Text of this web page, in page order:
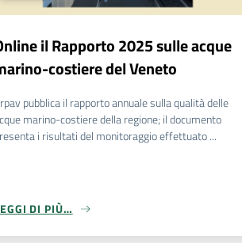
il Rapporto 2025 sulle acque
costiere del Veneto
pubblica il rapporto annuale sulla qualità delle
marino-costiere della regione; il documento
i risultati del monitoraggio effettuato ...
DI PIÙ…